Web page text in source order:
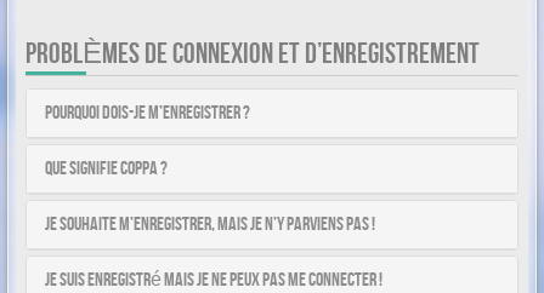
PROBLÈMES DE CONNEXION ET D’ENREGISTREMENT
Pourquoi dois-je m’enregistrer ?
Que signifie COPPA ?
Je souhaite m’enregistrer, mais je n’y parviens pas !
Je suis enregistré mais je ne peux pas me connecter !